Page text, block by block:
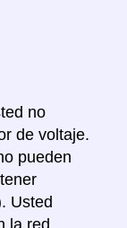
no
de voltaje.
pueden
Usted